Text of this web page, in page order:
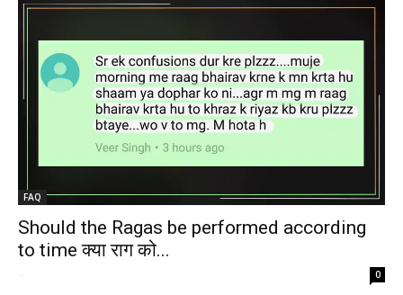
FAQ
Should the Ragas be performed according
to time क्या राग को...
- 0